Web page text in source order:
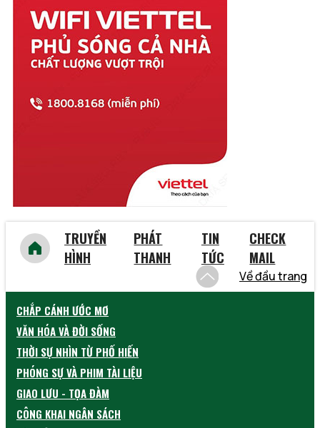
Thừa Thiên Huế
Tiền Giang
Trà Vinh
Tuyên Quang
Vĩnh Phúc
Vũng Tàu
TRUYỀN
HÌNH
PHÁT
THANH
TIN
TỨC
CHECK
MAIL
Về đầu trang
CHẮP CÁNH ƯỚC MƠ
VĂN HÓA VÀ ĐỜI SỐNG
THỜI SỰ NHÌN TỪ PHỐ HIẾN
PHÓNG SỰ VÀ PHIM TÀI LIỆU
GIAO LƯU - TỌA ĐÀM
CÔNG KHAI NGÂN SÁCH